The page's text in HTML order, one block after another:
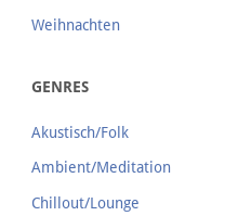
Weihnachten
GENRES
Akustisch/Folk
Ambient/Meditation
Chillout/Lounge